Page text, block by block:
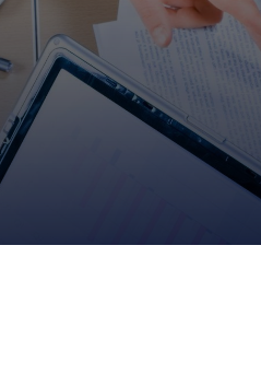
案
银行 & 保险
学 & 研究
点奥地利中国
最高管理层宣言